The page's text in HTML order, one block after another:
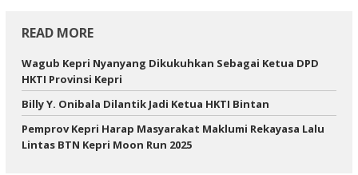
READ MORE
Wagub Kepri Nyanyang Dikukuhkan Sebagai Ketua DPD
HKTI Provinsi Kepri
Billy Y. Onibala Dilantik Jadi Ketua HKTI Bintan
Pemprov Kepri Harap Masyarakat Maklumi Rekayasa Lalu
Lintas BTN Kepri Moon Run 2025